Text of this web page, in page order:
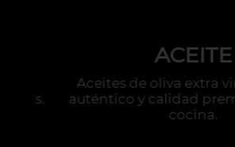
ACEITE
Aceites de oliva extra
auténtico y calidad
cocina.